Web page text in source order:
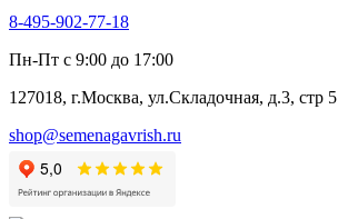
Алтей
Бессмертник
Валериана
Валерианелла
Гибискус лекарственный
Девясил
Душица
8-495-902-77-18
Пн-Пт с 9:00 до 17:00
127018, г.Москва, ул.Складочная, д.3, стр 5
shop@semenagavrish.ru